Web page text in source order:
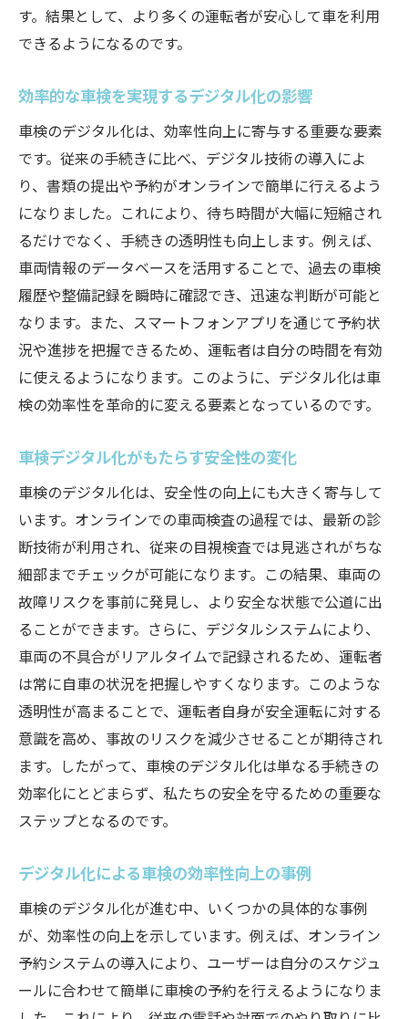
す。結果として、より多くの運転者が安心して車を利用
できるようになるのです。
効率的な車検を実現するデジタル化の影響
車検のデジタル化は、効率性向上に寄与する重要な要素
です。従来の手続きに比べ、デジタル技術の導入によ
り、書類の提出や予約がオンラインで簡単に行えるよう
になりました。これにより、待ち時間が大幅に短縮され
るだけでなく、手続きの透明性も向上します。例えば、
車両情報のデータベースを活用することで、過去の車検
履歴や整備記録を瞬時に確認でき、迅速な判断が可能と
なります。また、スマートフォンアプリを通じて予約状
況や進捗を把握できるため、運転者は自分の時間を有効
に使えるようになります。このように、デジタル化は車
検の効率性を革命的に変える要素となっているのです。
車検デジタル化がもたらす安全性の変化
車検のデジタル化は、安全性の向上にも大きく寄与して
います。オンラインでの車両検査の過程では、最新の診
断技術が利用され、従来の目視検査では見逃されがちな
細部までチェックが可能になります。この結果、車両の
故障リスクを事前に発見し、より安全な状態で公道に出
ることができます。さらに、デジタルシステムにより、
車両の不具合がリアルタイムで記録されるため、運転者
は常に自車の状況を把握しやすくなります。このような
透明性が高まることで、運転者自身が安全運転に対する
意識を高め、事故のリスクを減少させることが期待され
ます。したがって、車検のデジタル化は単なる手続きの
効率化にとどまらず、私たちの安全を守るための重要な
ステップとなるのです。
デジタル化による車検の効率性向上の事例
車検のデジタル化が進む中、いくつかの具体的な事例
が、効率性の向上を示しています。例えば、オンライン
予約システムの導入により、ユーザーは自分のスケジュ
ールに合わせて簡単に車検の予約を行えるようになりま